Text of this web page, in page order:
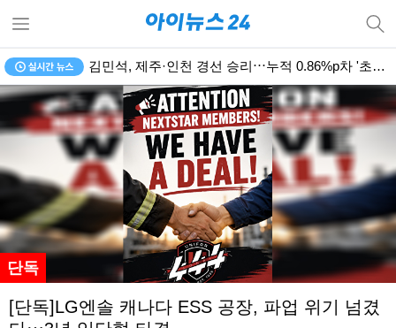
1236회 로또 1등 11명⋯당첨금 각 24억4192만원
단독
[단독]LG엔솔 캐나다 ESS 공장, 파업 위기 넘겼